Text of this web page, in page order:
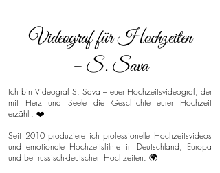
Videograf für Hochzeiten
– S. Sava
Ich bin Videograf S. Sava – euer Hochzeitsvideograf, der
mit Herz und Seele die Geschichte eurer Hochzeit
erzählt. ❤️
Seit 2010 produziere ich professionelle Hochzeitsvideos
und emotionale Hochzeitsfilme in Deutschland, Europa
und bei russisch-deutschen Hochzeiten. 🌍